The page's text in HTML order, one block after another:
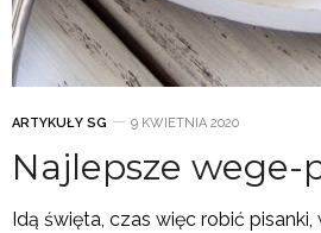
ARTYKUŁY SG 9 KWIETNIA 2020
Najlepsze wege-
Idą święta, czas więc robić